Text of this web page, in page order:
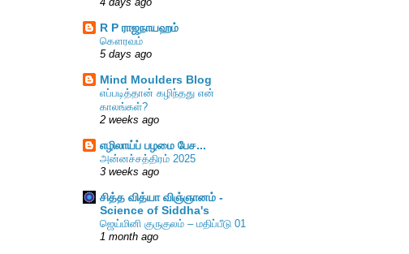
4 days ago
R P ராஜநாயஹம்
கௌரவம்
5 days ago
Mind Moulders Blog
எப்படித்தான் கழிந்தது என்
காலங்கள்?
2 weeks ago
எழிலாய்ப் பழமை பேச...
அன்னச்சத்திரம் 2025
3 weeks ago
சித்த வித்யா விஞ்ஞானம் -
Science of Siddha's
ஜெய்மினி குருகுலம் – மதிப்பீடு 01
1 month ago